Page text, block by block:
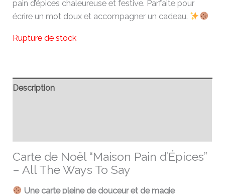
pain d’épices chaleureuse et festive. Parfaite pour
écrire un mot doux et accompagner un cadeau.
Rupture de stock
Description
Carte de Noël “Maison Pain d’Épices”
– All The Ways To Say
Une carte pleine de douceur et de magie